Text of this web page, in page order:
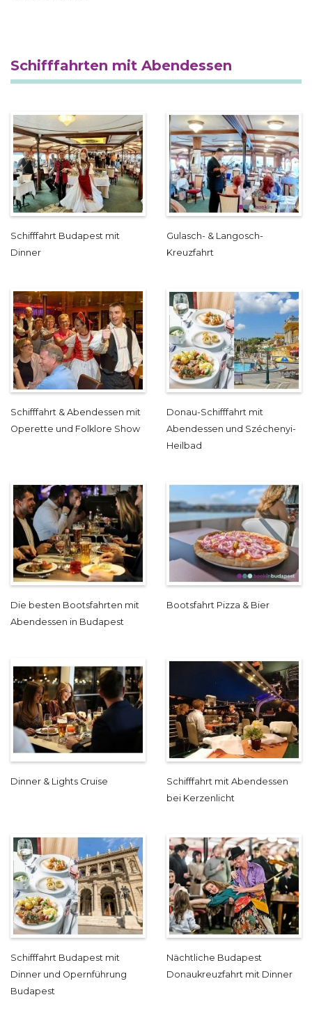
Schifffahrten mit Abendessen
Schifffahrt Budapest mit
Dinner
Gulasch- & Langosch-
Kreuzfahrt
Schifffahrt & Abendessen mit
Operette und Folklore Show
Donau-Schifffahrt mit
Abendessen und Széchenyi-
Heilbad
Die besten Bootsfahrten mit
Abendessen in Budapest
Bootsfahrt Pizza & Bier
Dinner & Lights Cruise
Schifffahrt mit Abendessen
bei Kerzenlicht
Schifffahrt Budapest mit
Dinner und Opernführung
Budapest
Nächtliche Budapest
Donaukreuzfahrt mit Dinner